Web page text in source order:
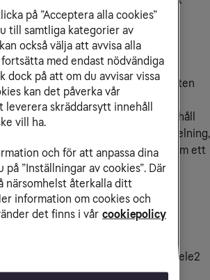
räknas först från den dag du får
om din rätt att ångra köpet.
hårdvara/tillbehör gäller ångerfristen
varan.
inte för beställning av digitalt innehåll
via nedladdning eller direktuppspelning,
levereras på ett annat sätt än genom ett
hos Tele2
ska du skicka ett tydligt
beslut att ångra avtalet till Tele2.
ångerblankett
och skicka den till Tele2
Stockholm eller mejla till tele2-
på ”Acceptera alla cookies”
till samtliga kategorier av
också välja att avvisa alla
med endast nödvändiga
dock på att om du avvisar vissa
kan det påverka vår
skräddarsytt innehåll
vill ha.
och för att anpassa dina
på ”Inställningar av cookies”. Där
närsomhelst återkalla ditt
information om cookies och
det finns i vår cookiepolicy